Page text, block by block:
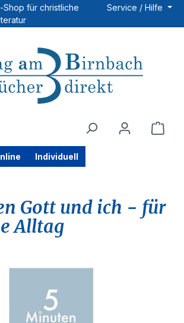
Shop für christliche
Service / Hilfe
Individuell
Gott und ich - für
Alltag